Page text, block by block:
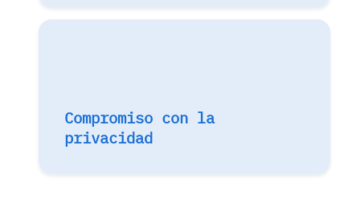
Compromiso con la
privacidad